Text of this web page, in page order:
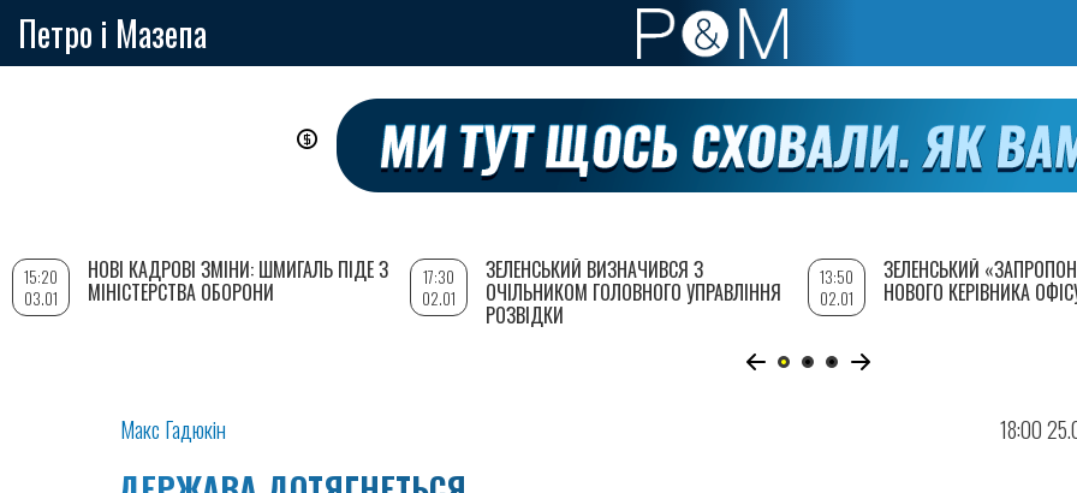
Петро і Мазепа
Макс Гадюкін 18:00
15:20
03.01
НОВІ КАДРОВІ ЗМІНИ: ШМИГАЛЬ ПІДЕ З
МІНІСТЕРСТВА ОБОРОНИ
17:30
02.01
ЗЕЛЕНСЬКИЙ ВИЗНАЧИВСЯ З
ОЧІЛЬНИКОМ ГОЛОВНОГО УПРАВЛІННЯ
РОЗВІДКИ
13:50
02.01
ЗЕЛЕНСЬКИЙ
НОВОГО КЕРІВНИКА